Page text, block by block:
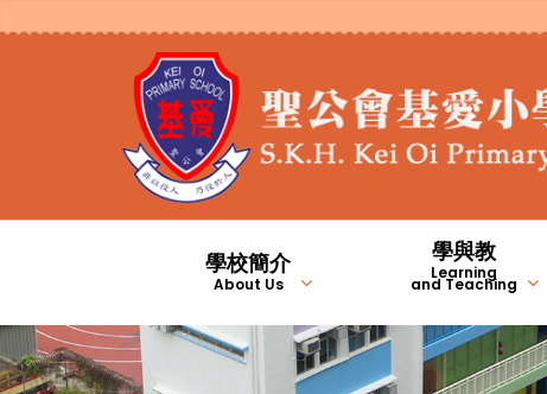
學校簡介
About Us
學與教
Learning
and Teaching